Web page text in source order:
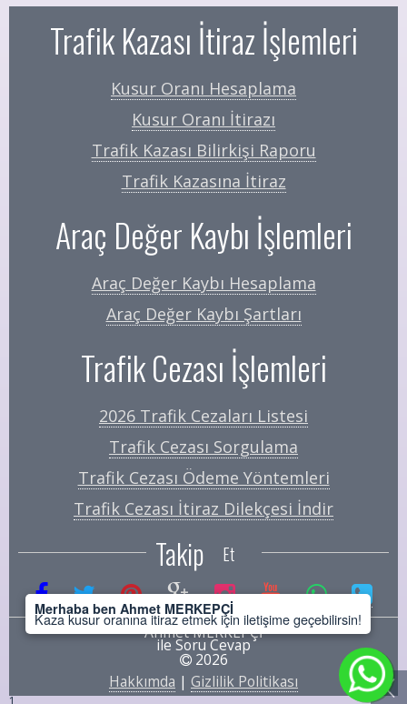
Merhaba ben Ahmet MERKEPÇİ
Kaza kusur oranına itiraz etmek için iletişime geçebilirsin!
Trafik Kazası İtiraz İşlemleri
Kusur Oranı Hesaplama
Kusur Oranı İtirazı
Trafik Kazası Bilirkişi Raporu
Trafik Kazasına İtiraz
Araç Değer Kaybı İşlemleri
Araç Değer Kaybı Hesaplama
Araç Değer Kaybı Şartları
Trafik Cezası İşlemleri
2026 Trafik Cezaları Listesi
Trafik Cezası Sorgulama
Trafik Cezası Ödeme Yöntemleri
Trafik Cezası İtiraz Dilekçesi İndir
Takip Et
Ahmet MERKEPÇİ
ile Soru Cevap
2026
Hakkımda | Gizlilik Politikası